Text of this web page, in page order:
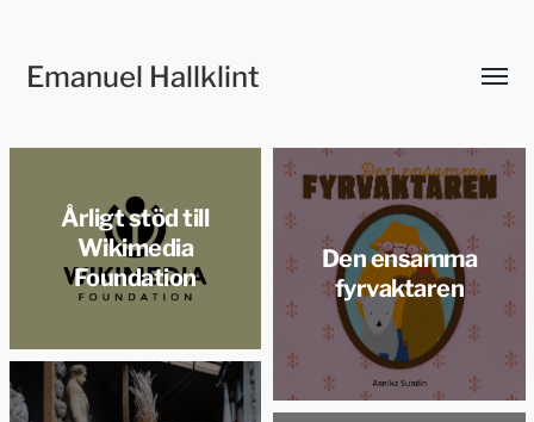
Emanuel Hallklint
Slå
Årligt stöd till
Wikimedia
Foundation
Den ensamma
fyrvaktaren